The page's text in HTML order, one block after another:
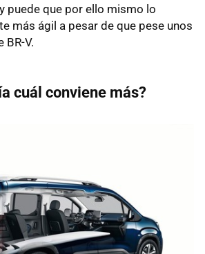
puede que por ello mismo lo
más ágil a pesar de que pese unos
BR-V.
cuál conviene más?